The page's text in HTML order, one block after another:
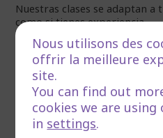
Nuestras clases se adaptan
como si tienes experiencia.
Trabajamos en grupos
modalidad online, siempre
personalizada para que cada
eficaz.
Nous utilisons des
offrir la meilleure
site.
You can find out
cookies we are
in settings.